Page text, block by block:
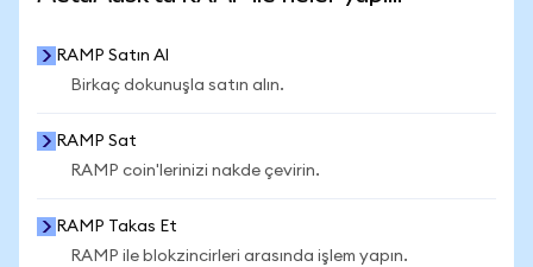
RAMP Satın Al
Birkaç dokunuşla satın alın.
RAMP Sat
RAMP coin'lerinizi nakde çevirin.
RAMP Takas Et
RAMP ile blokzincirleri arasında işlem yapın.